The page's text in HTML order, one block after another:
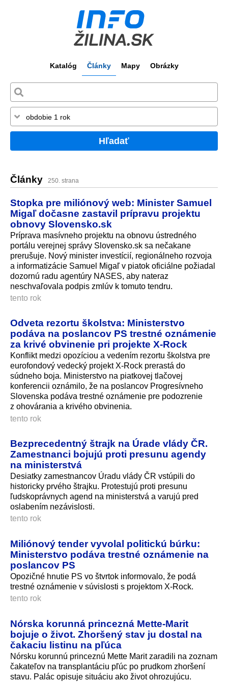
Katalóg Články Mapy Obrázky
Hľadať
Články 250. strana
Stopka pre miliónový web: Minister Samuel
Migaľ dočasne zastavil prípravu projektu
obnovy Slovensko.sk
Príprava masívneho projektu na obnovu ústredného
portálu verejnej správy Slovensko.sk sa nečakane
prerušuje. Nový minister investícií, regionálneho rozvoja
a informatizácie Samuel Migaľ v piatok oficiálne požiadal
dozornú radu agentúry NASES, aby nateraz
neschvaľovala podpis zmlúv k tomuto tendru.
tento rok
Odveta rezortu školstva: Ministerstvo
podáva na poslancov PS trestné oznámenie
za krivé obvinenie pri projekte X-Rock
Konflikt medzi opozíciou a vedením rezortu školstva pre
eurofondový vedecký projekt X-Rock prerastá do
súdneho boja. Ministerstvo na piatkovej tlačovej
konferencii oznámilo, že na poslancov Progresívneho
Slovenska podáva trestné oznámenie pre podozrenie
z ohovárania a krivého obvinenia.
tento rok
Bezprecedentný štrajk na Úrade vlády ČR.
Zamestnanci bojujú proti presunu agendy
na ministerstvá
Desiatky zamestnancov Úradu vlády ČR vstúpili do
historicky prvého štrajku. Protestujú proti presunu
ľudskoprávnych agend na ministerstvá a varujú pred
oslabením nezávislosti.
tento rok
Miliónový tender vyvolal politickú búrku:
Ministerstvo podáva trestné oznámenie na
poslancov PS
Opozičné hnutie PS vo štvrtok informovalo, že podá
trestné oznámenie v súvislosti s projektom X-Rock.
tento rok
Nórska korunná princezná Mette-Marit
bojuje o život. Zhoršený stav ju dostal na
čakaciu listinu na pľúca
Nórsku korunnú princeznú Mette Marit zaradili na zoznam
čakateľov na transplantáciu pľúc po prudkom zhoršení
stavu. Palác opisuje situáciu ako život ohrozujúcu.